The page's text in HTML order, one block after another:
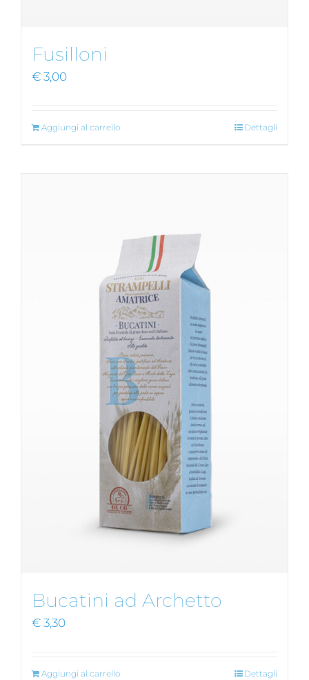
Fusilloni
€ 3,00
Aggiungi al carrello Dettagli
Bucatini ad Archetto
€ 3,30
Aggiungi al carrello Dettagli